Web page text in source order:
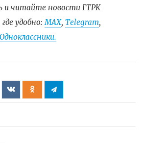
и читайте новости ГТРК
удобно:МАХ, Telegram,
Одноклассники.